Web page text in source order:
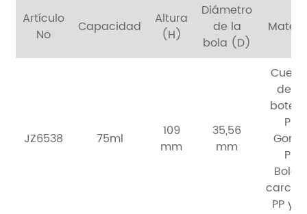
Artículo
No
Capacidad
Altura
(H)
Diámetro
de la
bola (D)
JZ6538 75ml
109
mm
35,56
mm
de la
PP
PP
Bola y
PP y